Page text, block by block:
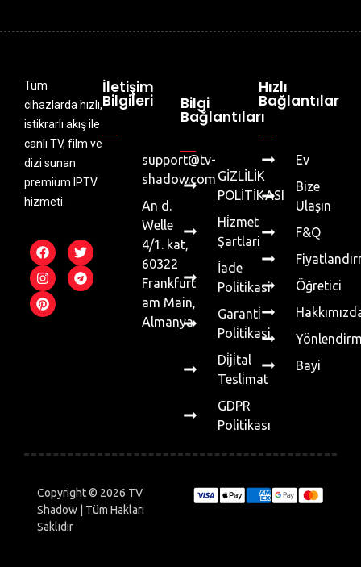
Tüm
cihazlarda hızlı,
istikrarlı akış ile
canlı TV, film ve
dizi sunan
premium IPTV
hizmeti.
İletişim
Bilgileri
support@tv-
shadow.com
An d.
Welle
4/1. kat,
60322
Frankfurt
am Main,
Almanya
Bilgi
Bağlantıları
GİZLİLİK
POLİTİKASI
Hi̇zmet
Şartlari
İade
Poli̇ti̇kasi
Garanti̇
Poli̇ti̇kasi
Di̇ji̇tal
Tesli̇mat
GDPR
Politikası
Hızlı
Bağlantılar
Ev
Bize
Ulaşın
F&Q
Öğretici
Bayi
Copyright © 2026 TV
Shadow | Tüm Hakları
Saklıdır